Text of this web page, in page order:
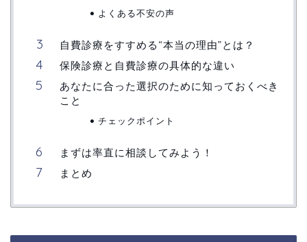
よくある不安の声
自費診療をすすめる“本当の理由”とは？
保険診療と自費診療の具体的な違い
あなたに合った選択のために知っておくべき
こと
チェックポイント
まずは率直に相談してみよう！
まとめ